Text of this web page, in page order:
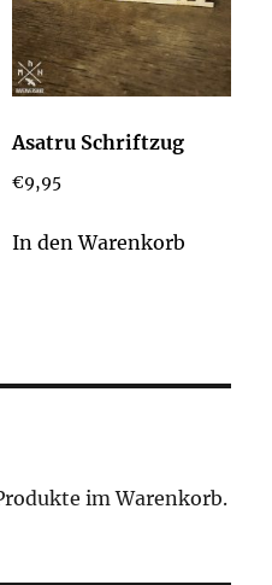
Asatru Schriftzug
€9,95
In den Warenkorb
im Warenkorb.